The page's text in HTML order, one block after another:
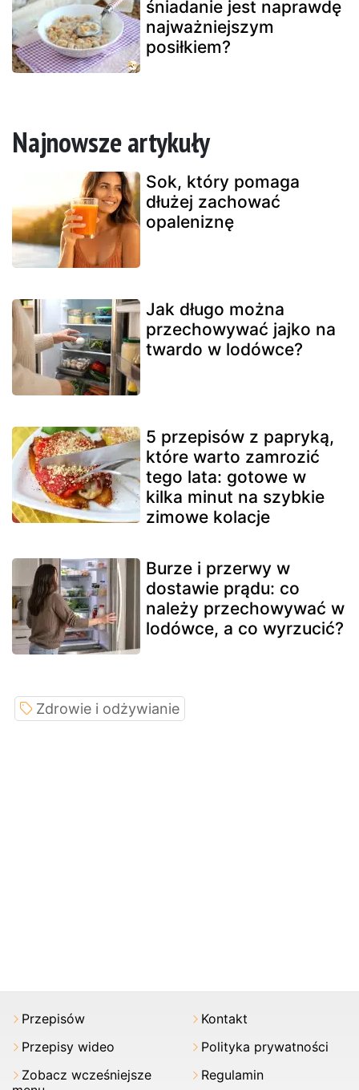
śniadanie jest naprawdę
najważniejszym
posiłkiem?
Najnowsze artykuły
Sok, który pomaga
dłużej zachować
opaleniznę
Jak długo można
przechowywać jajko na
twardo w lodówce?
5 przepisów z papryką,
które warto zamrozić
tego lata: gotowe w
kilka minut na szybkie
zimowe kolacje
Burze i przerwy w
dostawie prądu: co
należy przechowywać w
lodówce, a co wyrzucić?
Zdrowie i odżywianie
Przepisów
Przepisy wideo
Zobacz wcześniejsze
Kontakt
Polityka prywatności
Regulamin